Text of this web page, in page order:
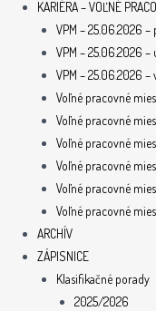
KARIÉRA – VOĽNÉ
VPM – 25.06.2026
VPM – 25.06.2026 –
VPM – 25.06.2026
Voľné pracovné
Voľné pracovné
Voľné pracovné
Voľné pracovné
Voľné pracovné
Voľné pracovné
ARCHÍV
ZÁPISNICE
Klasifikačné porady
2025/2026